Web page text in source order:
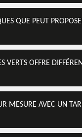
QUE PEUT
VERTS OFFRE
MESURE AVEC UN